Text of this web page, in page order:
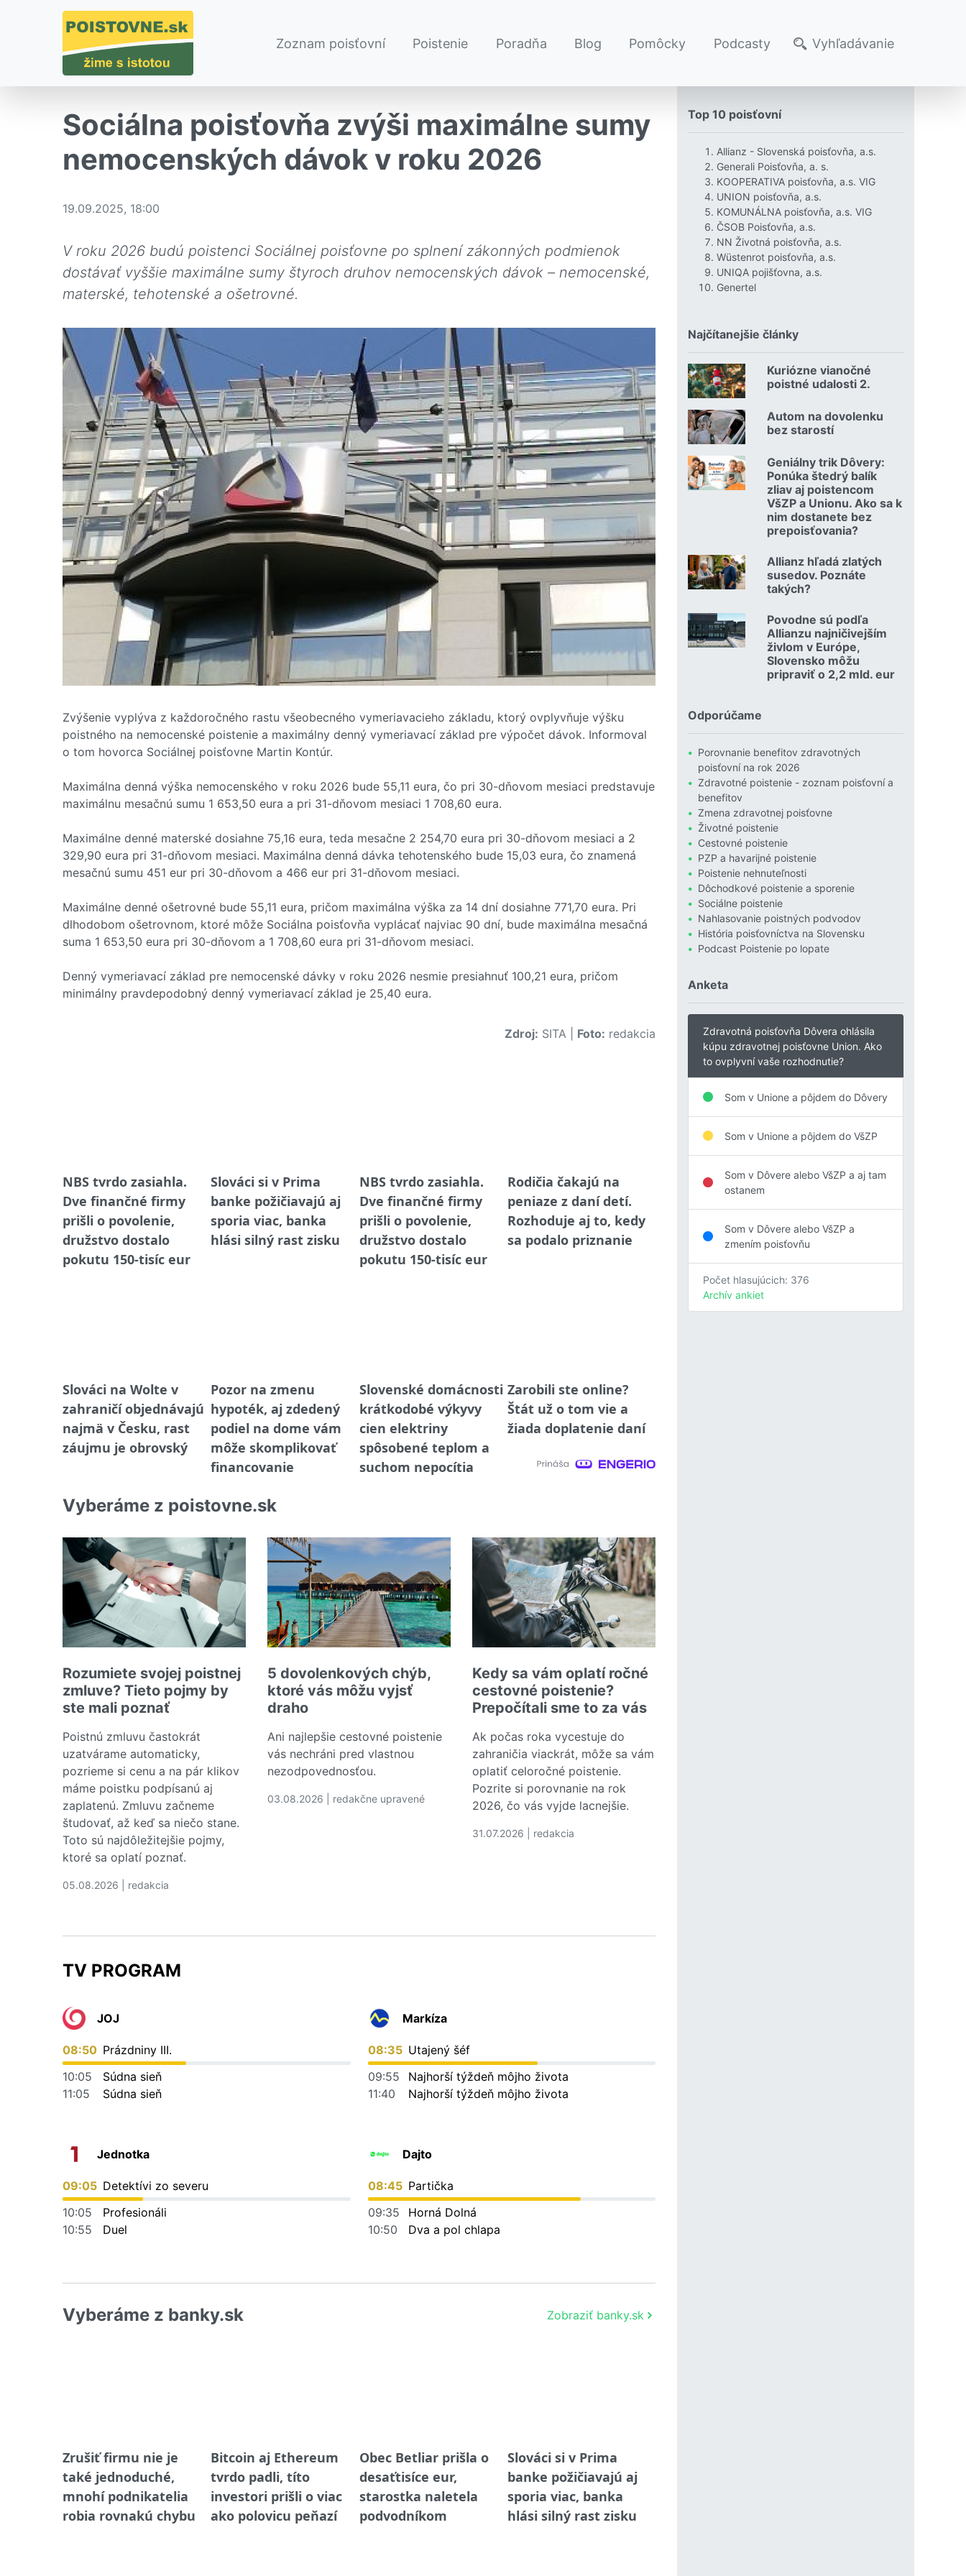
Zoznam poisťovní Poistenie Poradňa Blog Pomôcky Podcasty Vyhľadávanie
Sociálna poisťovňa zvýši maximálne sumy
nemocenských dávok v roku 2026
19.09.2025, 18:00
V roku 2026 budú poistenci Sociálnej poisťovne po splnení zákonných podmienok
dostávať vyššie maximálne sumy štyroch druhov nemocenských dávok – nemocenské,
materské, tehotenské a ošetrovné.
Zvýšenie vyplýva z každoročného rastu všeobecného vymeriavacieho základu, ktorý ovplyvňuje výšku
poistného na nemocenské poistenie a maximálny denný vymeriavací základ pre výpočet dávok. Informoval
o tom hovorca Sociálnej poisťovne Martin Kontúr.
Maximálna denná výška nemocenského v roku 2026 bude 55,11 eura, čo pri 30-dňovom mesiaci predstavuje
maximálnu mesačnú sumu 1 653,50 eura a pri 31-dňovom mesiaci 1 708,60 eura.
Maximálne denné materské dosiahne 75,16 eura, teda mesačne 2 254,70 eura pri 30-dňovom mesiaci a 2
329,90 eura pri 31-dňovom mesiaci. Maximálna denná dávka tehotenského bude 15,03 eura, čo znamená
mesačnú sumu 451 eur pri 30-dňovom a 466 eur pri 31-dňovom mesiaci.
Maximálne denné ošetrovné bude 55,11 eura, pričom maximálna výška za 14 dní dosiahne 771,70 eura. Pri
dlhodobom ošetrovnom, ktoré môže Sociálna poisťovňa vyplácať najviac 90 dní, bude maximálna mesačná
suma 1 653,50 eura pri 30-dňovom a 1 708,60 eura pri 31-dňovom mesiaci.
Denný vymeriavací základ pre nemocenské dávky v roku 2026 nesmie presiahnuť 100,21 eura, pričom
minimálny pravdepodobný denný vymeriavací základ je 25,40 eura.
Zdroj: SITA Foto: redakcia
NBS tvrdo zasiahla.
Dve finančné firmy
prišli o povolenie,
družstvo dostalo
pokutu 150-tisíc eur
Slováci si v Prima
banke požičiavajú aj
sporia viac, banka
hlási silný rast zisku
NBS tvrdo zasiahla.
Dve finančné firmy
prišli o povolenie,
družstvo dostalo
pokutu 150-tisíc eur
Rodičia čakajú na
peniaze z daní detí.
Rozhoduje aj to, kedy
sa podalo priznanie
Slováci na Wolte v
zahraničí objednávajú
najmä v Česku, rast
záujmu je obrovský
Pozor na zmenu
hypoték, aj zdedený
podiel na dome vám
môže skomplikovať
financovanie
Slovenské domácnosti
krátkodobé výkyvy
cien elektriny
spôsobené teplom a
suchom nepocítia
Zarobili ste online?
Štát už o tom vie a
žiada doplatenie daní
Vyberáme z poistovne.sk
Rozumiete svojej poistnej
zmluve? Tieto pojmy by
ste mali poznať
Poistnú zmluvu častokrát
uzatvárame automaticky,
pozrieme si cenu a na pár klikov
máme poistku podpísanú aj
zaplatenú. Zmluvu začneme
študovať, až keď sa niečo stane.
Toto sú najdôležitejšie pojmy,
ktoré sa oplatí poznať.
05.08.2026 | redakcia
5 dovolenkových chýb,
ktoré vás môžu vyjsť
draho
Ani najlepšie cestovné poistenie
vás nechráni pred vlastnou
nezodpovednosťou.
03.08.2026 | redakčne upravené
Čítať viac o 5 dovolenkových chýb, ktoré vás môžu vyjsť draho
Kedy sa vám oplatí ročné
cestovné poistenie?
Prepočítali sme to za vás
Ak počas roka vycestuje do
zahraničia viackrát, môže sa vám
oplatiť celoročné poistenie.
Pozrite si porovnanie na rok
2026, čo vás vyjde lacnejšie.
31.07.2026 | redakcia
TV PROGRAM
JOJ
08:50 Prázdniny III.
10:05
Súdna sieň
11:05
Súdna sieň
Markíza
08:35 Utajený šéf
09:55
Najhorší týždeň môjho života
11:40
Najhorší týždeň môjho života
Jednotka
09:05 Detektívi zo severu
10:05
Profesionáli
10:55
Duel
Dajto
08:45 Partička
09:35
Horná Dolná
10:50
Dva a pol chlapa
Vyberáme z banky.sk Zobraziť banky.sk
Zrušiť firmu nie je
také jednoduché,
mnohí podnikatelia
robia rovnakú chybu
Bitcoin aj Ethereum
tvrdo padli, títo
investori prišli o viac
ako polovicu peňazí
Obec Betliar prišla o
desaťtisíce eur,
starostka naletela
podvodníkom
Slováci si v Prima
banke požičiavajú aj
sporia viac, banka
hlási silný rast zisku
Top 10 poisťovní
Allianz - Slovenská poisťovňa, a.s.
Generali Poisťovňa, a. s.
KOOPERATIVA poisťovňa, a.s. VIG
UNION poisťovňa, a.s.
KOMUNÁLNA poisťovňa, a.s. VIG
ČSOB Poisťovňa, a.s.
NN Životná poisťovňa, a.s.
Wüstenrot poisťovňa, a.s.
UNIQA pojišťovna, a.s.
Genertel
Najčítanejšie články
Kuriózne vianočné
poistné udalosti 2.
18.12.2024 | | redakcia
Autom na dovolenku
bez starostí
02.07.2026 |
Geniálny trik Dôvery:
Ponúka štedrý balík
zliav aj poistencom
VšZP a Unionu. Ako sa k
nim dostanete bez
prepoisťovania?
06.07.2026 | | redakcia
Allianz hľadá zlatých
susedov. Poznáte
takých?
08.07.2026 |
Povodne sú podľa
Allianzu najničivejším
živlom v Európe,
Slovensko môžu
pripraviť o 2,2 mld. eur
23.07.2026 |
Odporúčame
Porovnanie benefitov zdravotných
poisťovní na rok 2026
Zdravotné poistenie - zoznam poisťovní a
benefitov
Zmena zdravotnej poisťovne
Životné poistenie
Cestovné poistenie
PZP a havarijné poistenie
Poistenie nehnuteľnosti
Dôchodkové poistenie a sporenie
Sociálne poistenie
Nahlasovanie poistných podvodov
História poisťovníctva na Slovensku
Podcast Poistenie po lopate
Anketa
Zdravotná poisťovňa Dôvera ohlásila
kúpu zdravotnej poisťovne Union. Ako
to ovplyvní vaše rozhodnutie?
Som v Unione a pôjdem do Dôvery
Som v Unione a pôjdem do VšZP
Som v Dôvere alebo VšZP a aj tam
ostanem
Som v Dôvere alebo VšZP a
zmením poisťovňu
Počet hlasujúcich: 376
Archív ankiet